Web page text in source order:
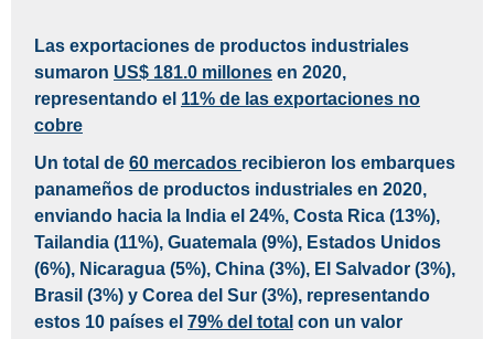
Las exportaciones de productos industriales
sumaron US$ 181.0 millones en 2020,
representando el 11% de las exportaciones no
cobre
Un total de 60 mercados recibieron los embarques
panameños de productos industriales en 2020,
enviando hacia la India el 24%, Costa Rica (13%),
Tailandia (11%), Guatemala (9%), Estados Unidos
(6%), Nicaragua (5%), China (3%), El Salvador (3%),
Brasil (3%) y Corea del Sur (3%), representando
estos 10 países el 79% del total con un valor